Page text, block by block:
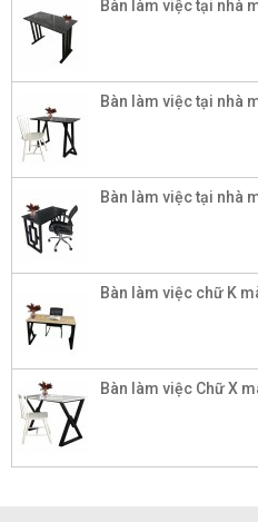
Bàn làm việc tại nhà
Bàn làm việc tại nhà
Bàn làm việc tại nhà
Bàn làm việc chữ K
Bàn làm việc Chữ X